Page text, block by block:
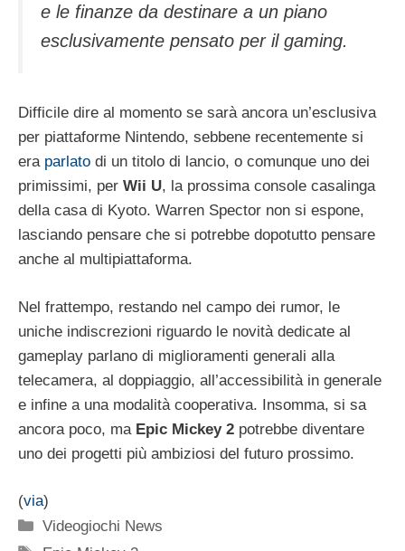
e le finanze da destinare a un piano
esclusivamente pensato per il gaming.
Difficile dire al momento se sarà ancora un’esclusiva
per piattaforme Nintendo, sebbene recentemente si
era parlato di un titolo di lancio, o comunque uno dei
primissimi, per Wii U, la prossima console casalinga
della casa di Kyoto. Warren Spector non si espone,
lasciando pensare che si potrebbe dopotutto pensare
anche al multipiattaforma.
Nel frattempo, restando nel campo dei rumor, le
uniche indiscrezioni riguardo le novità dedicate al
gameplay parlano di miglioramenti generali alla
telecamera, al doppiaggio, all’accessibilità in generale
e infine a una modalità cooperativa. Insomma, si sa
ancora poco, ma Epic Mickey 2 potrebbe diventare
uno dei progetti più ambiziosi del futuro prossimo.
(via)
Categorie
Videogiochi News